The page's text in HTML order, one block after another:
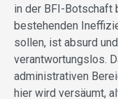
in der BFI-Botschaft
bestehenden
sollen, ist absurd
verantwortungslos.
administrativen
hier wird versäumt,